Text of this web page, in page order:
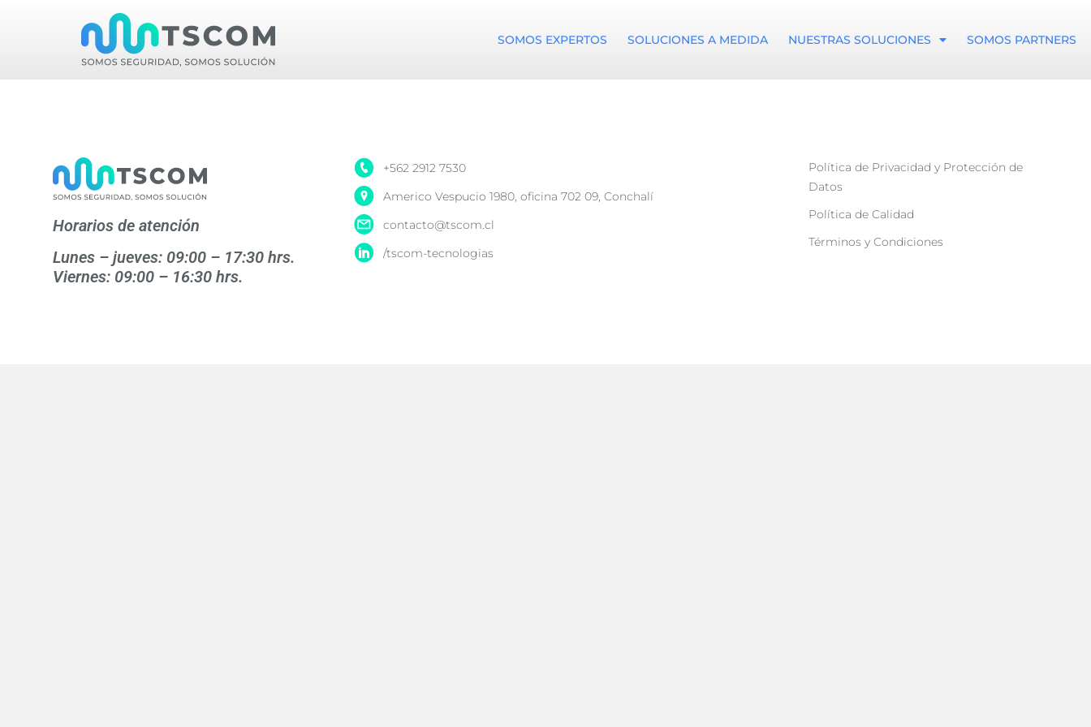
SOMOS EXPERTOS SOLUCIONES A MEDIDA NUESTRAS SOLUCIONES SOMOS PARTNERS
Horarios de atención
Lunes – jueves: 09:00 – 17:30 hrs.
Viernes: 09:00 – 16:30 hrs.
+562 2912 7530
Americo Vespucio 1980, oficina 702 09, Conchalí
contacto@tscom.cl
/tscom-tecnologias
Política de Privacidad y Protección de
Datos
Política de Calidad
Términos y Condiciones